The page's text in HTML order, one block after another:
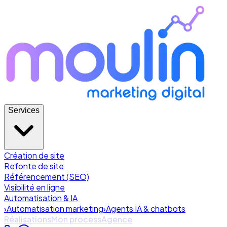
Services
Création de site
Refonte de site
Référencement (SEO)
Visibilité en ligne
Automatisation & IA
›Automatisation marketing›Agents IA & chatbots
RéalisationsMon processAgence